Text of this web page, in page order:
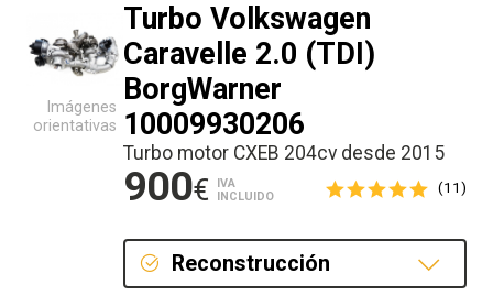
Turbo Volkswagen
Caravelle 2.0 (TDI)
BorgWarner
10009930206
Turbo motor CXEB 204cv desde 2015
900€
IVA
INCLUIDO
(11)
Reconstrucción
Imágenes
orientativas